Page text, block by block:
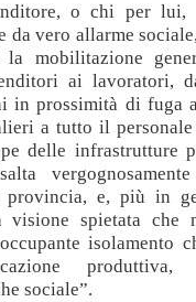
o chi per lui,
da vero allarme
la mobilitazione
ai lavoratori,
in prossimità di fuga
a tutto il personale
delle infrastrutture
provincia, e, più in
visione spietata che
isolamento
produttiva,
sociale”.